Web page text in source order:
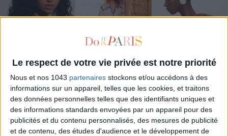
Le respect de votre vie privée est notre priorité
Nous et nos 1043 partenaires stockons et/ou accédons à des
informations sur un appareil, telles que les cookies, et traitons
des données personnelles telles que des identifiants uniques et
des informations standards envoyées par un appareil pour des
publicités et du contenu personnalisés, des mesures de publicité
et de contenu, des études d'audience et le développement de
LES SACS D’ÉTÉ QUI DONNENT LE TON DE LA SAISON